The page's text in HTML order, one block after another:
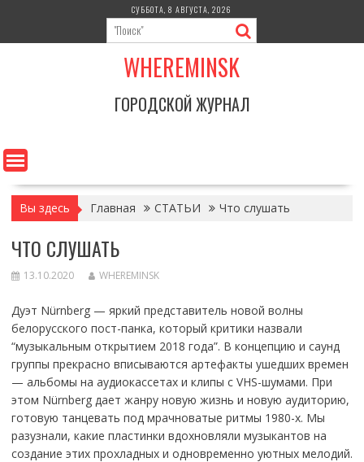
содержимому
СУББОТА, 8 АВГУСТА, 2026
WHEREMINSK
ГОРОДСКОЙ ЖУРНАЛ
Вы здесь Главная СТАТЬИ Что слушать
ЧТО СЛУШАТЬ
13.10.2020 WHEREMINSK
Дуэт Nürnberg — яркий представитель новой волны
белорусского пост-панка, который критики назвали
“музыкальным открытием 2018 года”. В концепцию и саунд
группы прекрасно вписываются артефакты ушедших времен
— альбомы на аудиокассетах и клипы с VHS-шумами. При
этом Nürnberg дает жанру новую жизнь и новую аудиторию,
готовую танцевать под мрачноватые ритмы 1980-х. Мы
разузнали, какие пластинки вдохновляли музыкантов на
создание этих прохладных и одновременно уютных мелодий.